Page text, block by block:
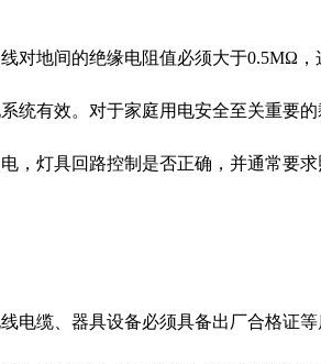
地间的绝缘电阻值必须大于0.5MΩ，
统有效。对于家庭用电安全至关重要
，灯具回路控制是否正确，并通常要
缆、器具设备必须具备出厂合格证